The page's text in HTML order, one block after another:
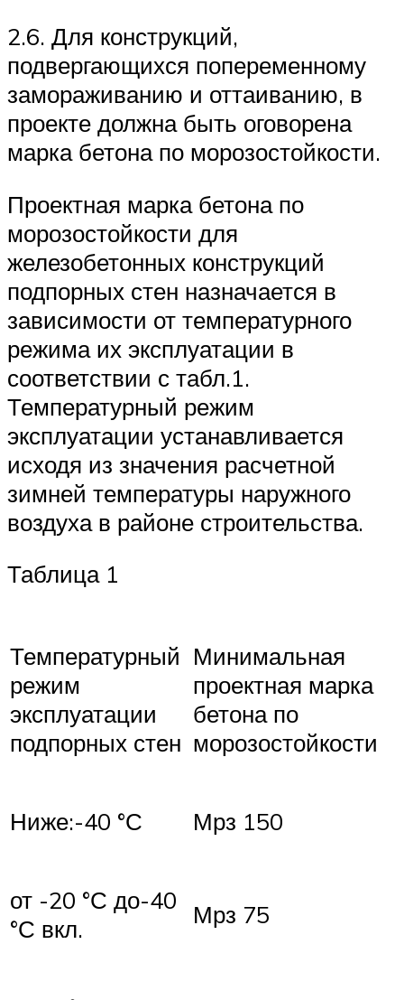
2.6. Для конструкций,
подвергающихся попеременному
замораживанию и оттаиванию, в
проекте должна быть оговорена
марка бетона по морозостойкости.
Проектная марка бетона по
морозостойкости для
железобетонных конструкций
подпорных стен назначается в
зависимости от температурного
режима их эксплуатации в
соответствии с табл.1.
Температурный режим
эксплуатации устанавливается
исходя из значения расчетной
зимней температуры наружного
воздуха в районе строительства.
Таблица 1
Температурный
режим
эксплуатации
подпорных стен
Минимальная
проектная марка
бетона по
морозостойкости
Ниже:-40 °С Мрз 150
от -20 °С до-40
°С вкл.
Мрз 75